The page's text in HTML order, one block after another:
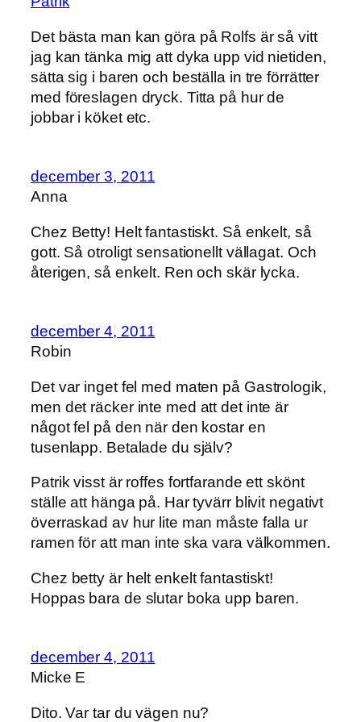
Det bästa man kan göra på Rolfs är så vitt
jag kan tänka mig att dyka upp vid nietiden,
sätta sig i baren och beställa in tre förrätter
med föreslagen dryck. Titta på hur de
jobbar i köket etc.
december 3, 2011
Anna
Chez Betty! Helt fantastiskt. Så enkelt, så
gott. Så otroligt sensationellt vällagat. Och
återigen, så enkelt. Ren och skär lycka.
december 4, 2011
Robin
Det var inget fel med maten på Gastrologik,
men det räcker inte med att det inte är
något fel på den när den kostar en
tusenlapp. Betalade du själv?
Patrik visst är roffes fortfarande ett skönt
ställe att hänga på. Har tyvärr blivit negativt
överraskad av hur lite man måste falla ur
ramen för att man inte ska vara välkommen.
Chez betty är helt enkelt fantastiskt!
Hoppas bara de slutar boka upp baren.
december 4, 2011
Micke E
Dito. Var tar du vägen nu?